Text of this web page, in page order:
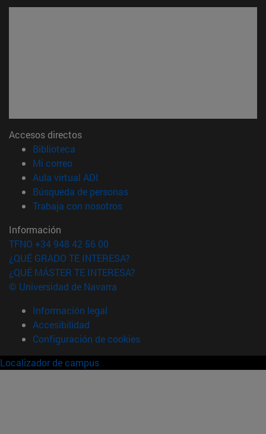
Accesos directos
Biblioteca
Mi correo(abre en nueva ventana)
Aula virtual ADI
Búsqueda de personas(abre en nueva ventana)
Trabaja con nosotros(abre en nueva ventana)
Información
TFNO +34 948 42 56 00
¿QUÉ GRADO TE INTERESA?
¿QUÉ MÁSTER TE INTERESA?
© Universidad de Navarra
Información legal
Accesibilidad
Configuración de cookies
Localizador de campus